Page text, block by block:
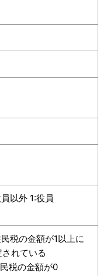
以外 1:役員
税の金額が1以上に
れている
税の金額が0